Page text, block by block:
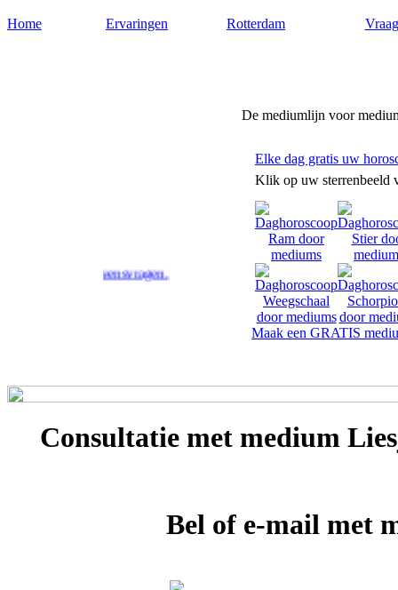
Home Ervaringen Rotterdam
De mediumlijn voor
uw levensvragen.
Elke dag gratis uw
Klik op uw sterrenbeeld
Maak een GRATIS
Consultatie met medium
Bel of e-mail met